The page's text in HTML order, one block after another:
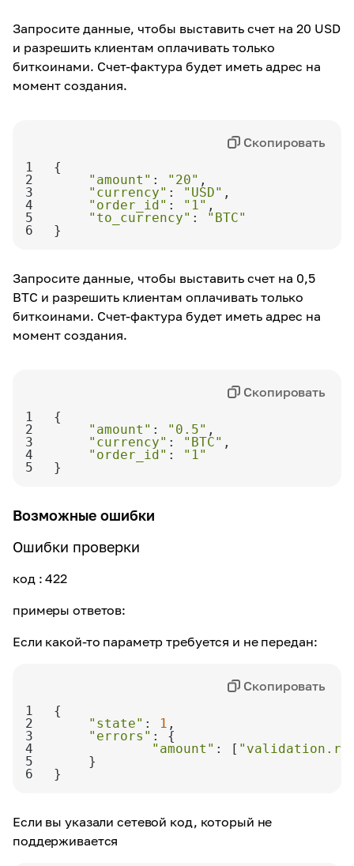
Запросите данные, чтобы выставить счет на 20 USD
и разрешить клиентам оплачивать только
биткоинами. Счет-фактура будет иметь адрес на
момент создания.
1
2
"amount" : "20"
3
"currency" : "USD"
4
"order_id" : "1"
5
"to_currency" :
"BTC"
6
}
Скопировать
Запросите данные, чтобы выставить счет на 0,5
BTC и разрешить клиентам оплачивать только
биткоинами. Счет-фактура будет иметь адрес на
момент создания.
1
2
"amount" : "0.5"
3
"currency" : "BTC"
4
"order_id" :
"1"
5
}
Скопировать
Возможные ошибки
Ошибки проверки
код: 422
примеры ответов:
Если какой-то параметр требуется и не передан:
1
2
"state" : 1
3
"errors"
4
"amount" : [
5
6
}
Скопировать
Если вы указали сетевой код, который не
поддерживается